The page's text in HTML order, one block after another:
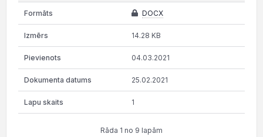
DOCX
14.28 KB
04.03.2021
25.02.2021
1
Rāda 1 no 9 lapām